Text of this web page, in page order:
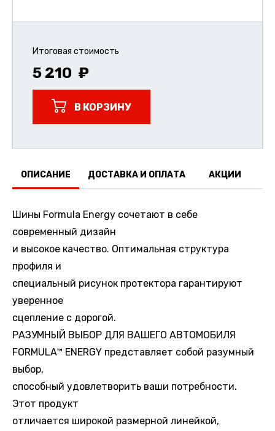
Итоговая стоимость
5 210
В КОРЗИНУ
ОПИСАНИЕ ДОСТАВКА И ОПЛАТА АКЦИИ
Шины Formula Energy сочетают в себе
современный дизайн
и высокое качество. Оптимальная структура
профиля и
специальный рисунок протектора гарантируют
уверенное
сцепление с дорогой.
РАЗУМНЫЙ ВЫБОР ДЛЯ ВАШЕГО АВТОМОБИЛЯ
FORMULA™ ENERGY представляет собой разумный
выбор,
способный удовлетворить ваши потребности.
Этот продукт
отличается широкой размерной линейкой,